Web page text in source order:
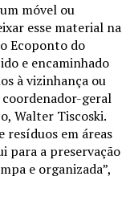
móvel ou
esse material na
Ecoponto do
e encaminhado
à vizinhança ou
coordenador-geral
Walter Tiscoski.
resíduos em áreas
para a preservação
e organizada”,